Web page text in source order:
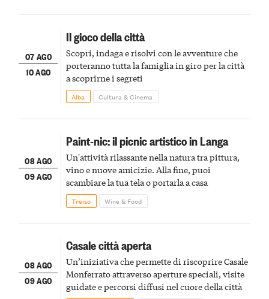
07 AGO
10 AGO
Il gioco della città
Scopri, indaga e risolvi con le avventure che
porteranno tutta la famiglia in giro per la città
a scoprirne i segreti
Alba Cultura & Cinema
08 AGO
09 AGO
Paint-nic: il picnic artistico in Langa
Un'attività rilassante nella natura tra pittura,
vino e nuove amicizie. Alla fine, puoi
scambiare la tua tela o portarla a casa
Treiso Wine & Food
08 AGO
09 AGO
Casale città aperta
Un’iniziativa che permette di riscoprire Casale
Monferrato attraverso aperture speciali, visite
guidate e percorsi diffusi nel cuore della città